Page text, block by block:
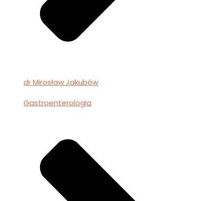
dr Mirosław Jakubów
Gastroenterologia